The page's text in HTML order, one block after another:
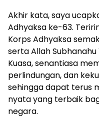
Akhir kata, saya
Adhyaksa ke-63.
Korps Adhyaksa
serta Allah Subhanahu
Kuasa, senantiasa
perlindungan, dan
sehingga dapat terus
nyata yang terbaik
negara.